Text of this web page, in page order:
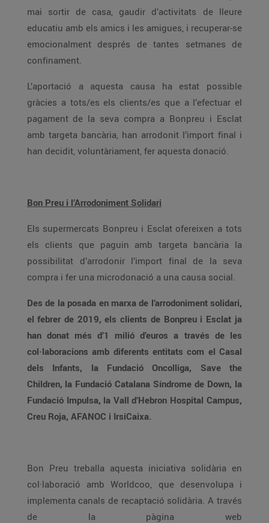
mai sortir de casa, gaudir d’activitats de lleure
educatiu amb els amics i les amigues, i recuperar-se
emocionalment després de tantes setmanes de
confinament.
L’aportació a aquesta causa ha estat possible
gràcies a tots/es els clients/es que a l’efectuar el
pagament de la seva compra a Bonpreu i Esclat
amb targeta bancària, han arrodonit l’import final i
han decidit, voluntàriament, fer aquesta donació.
Bon Preu i l’Arrodoniment Solidari
Els supermercats Bonpreu i Esclat ofereixen a tots
els clients que paguin amb targeta bancària la
possibilitat d’arrodonir l’import final de la seva
compra i fer una microdonació a una causa social.
Des de la posada en marxa de l’arrodoniment solidari,
el febrer de 2019, els clients de Bonpreu i Esclat ja
han donat més d’1 milió d’euros a través de les
col·laboracions amb diferents entitats com el Casal
dels Infants, la Fundació Oncolliga, Save the
Children, la Fundació Catalana Síndrome de Down, la
Fundació Impulsa, la Vall d’Hebron Hospital Campus,
Creu Roja, AFANOC i IrsiCaixa.
Bon Preu treballa aquesta iniciativa solidària en
col·laboració amb Worldcoo, que desenvolupa i
implementa canals de recaptació solidària. A través
de la pàgina web